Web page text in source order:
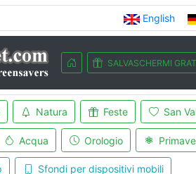
English
SALVASCHERMI
Natura Feste San
Acqua Orologio
Sfondi per dispositivi mobili